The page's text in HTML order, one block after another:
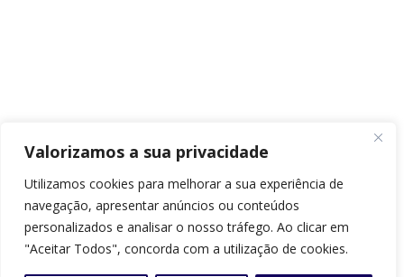
Valorizamos a sua privacidade
Utilizamos cookies para melhorar a sua experiência de
navegação, apresentar anúncios ou conteúdos
personalizados e analisar o nosso tráfego. Ao clicar em
"Aceitar Todos", concorda com a utilização de cookies.